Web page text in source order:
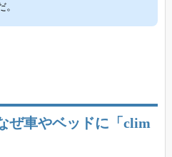
。
ぜ車やベッドに「clim